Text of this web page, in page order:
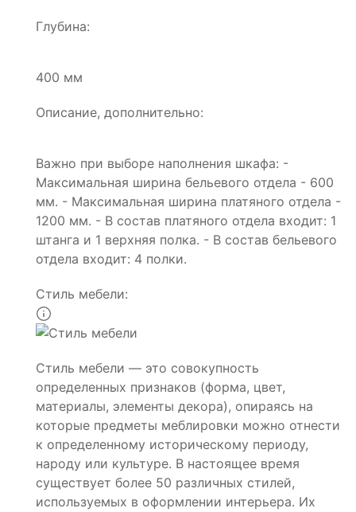
Глубина:
400 мм
Описание, дополнительно:
Важно при выборе наполнения шкафа: -
Максимальная ширина бельевого отдела - 600
мм. - Максимальная ширина платяного отдела -
1200 мм. - В состав платяного отдела входит: 1
штанга и 1 верхняя полка. - В состав бельевого
отдела входит: 4 полки.
Стиль мебели:
Стиль мебели — это совокупность
определенных признаков (форма, цвет,
материалы, элементы декора), опираясь на
которые предметы меблировки можно отнести
к определенному историческому периоду,
народу или культуре. В настоящее время
существует более 50 различных стилей,
используемых в оформлении интерьера. Их